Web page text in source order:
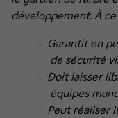
développement. À
Garantit en
de sécurité
Doit laisser
équipes
Peut réaliser